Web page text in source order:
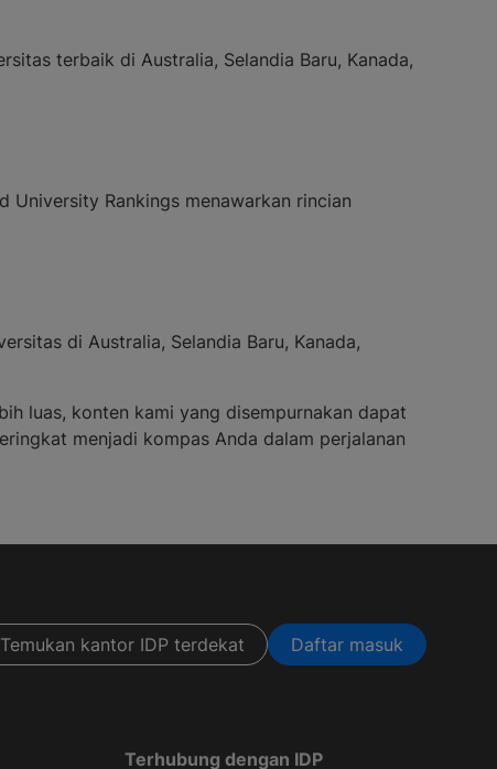
terbaik di Australia, Selandia Baru, Kanada,
University Rankings menawarkan rincian
di Australia, Selandia Baru, Kanada,
luas, konten kami yang disempurnakan dapat
menjadi kompas Anda dalam perjalanan
Temukan kantor IDP terdekat Daftar masuk
Terhubung dengan IDP